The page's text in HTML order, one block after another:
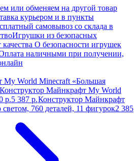
или обменяем на другой товар
курьером и в пункты
самовывоз со склада в
Игрушки из безопасных
О безопасности игрушек
наличными при получении,
My World Minecraft «Большая
Конструктор Майнкрафт My World
р.5 387 р.Конструктор Майнкрафт
760 деталей, 11 фигурок2 385